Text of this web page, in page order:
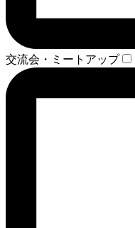
交流会・ミートアップ